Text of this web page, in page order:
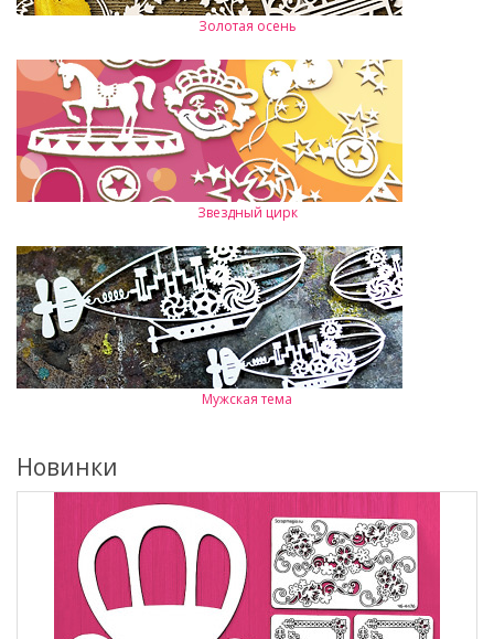
Золотая осень
Звездный цирк
Мужская тема
Новинки